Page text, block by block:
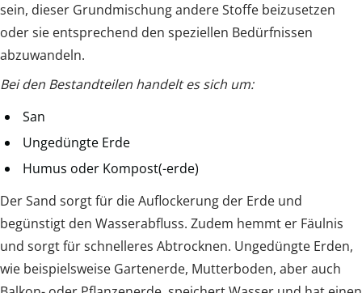
sein, dieser Grundmischung andere Stoffe beizusetzen
oder sie entsprechend den speziellen Bedürfnissen
abzuwandeln.
Bei den Bestandteilen handelt es sich um:
San
Ungedüngte Erde
Humus oder Kompost(-erde)
Der Sand sorgt für die Auflockerung der Erde und
begünstigt den Wasserabfluss. Zudem hemmt er Fäulnis
und sorgt für schnelleres Abtrocknen. Ungedüngte Erden,
wie beispielsweise Gartenerde, Mutterboden, aber auch